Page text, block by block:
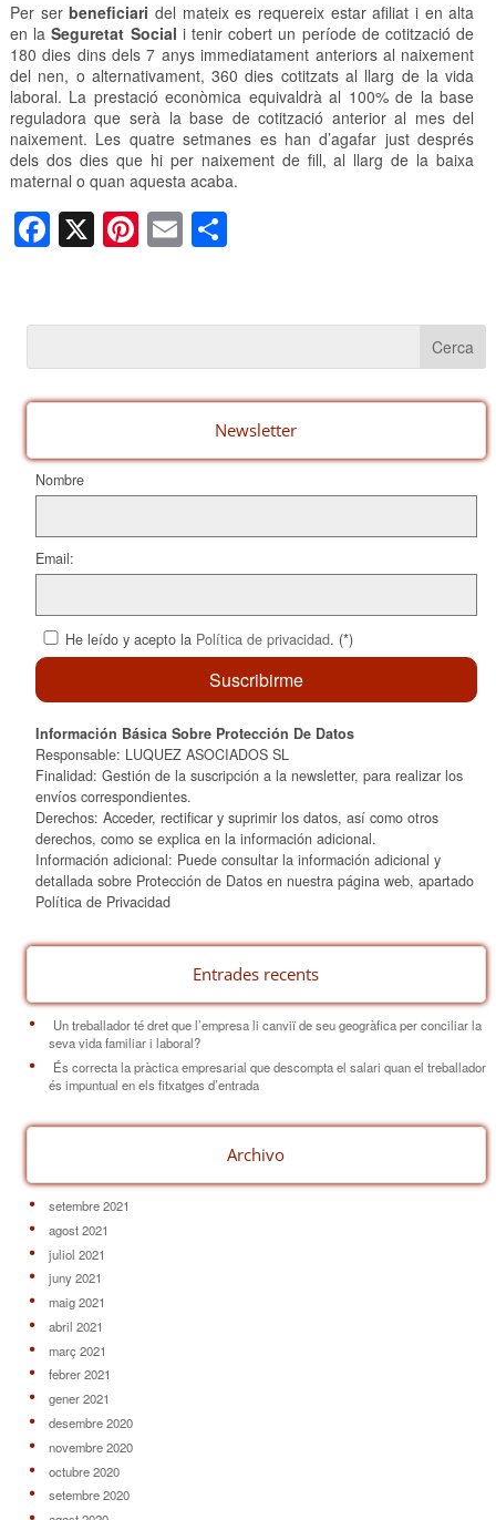
Per serbeneficiari del mateix es requereix estar afiliat i en alta
en laSeguretat Social i tenir cobert un període de cotització de
180 dies dins dels 7 anys immediatament anteriors al naixement
del nen, o alternativament, 360 dies cotitzats al llarg de la vida
laboral. La prestació econòmica equivaldrà al 100% de la base
reguladora que serà la base de cotització anterior al mes del
naixement. Les quatre setmanes es han d’agafar just després
dels dos dies que hi per naixement de fill, al llarg de la baixa
maternal o quan aquesta acaba.
F
a
e
b
o
k
X Pi
nt
e
st
E
m
C
p
ar
te
ix
Newsletter
Nombre
Email:
He leído y acepto la Política de privacidad. (*)
Información Básica Sobre Protección De Datos
Responsable: LUQUEZ ASOCIADOS SL
Finalidad: Gestión de la suscripción a la newsletter, para realizar los
envíos correspondientes.
Derechos: Acceder, rectificar y suprimir los datos, así como otros
derechos, como se explica en la información adicional.
Información adicional: Puede consultar la información adicional y
detallada sobre Protección de Datos en nuestra página web, apartado
Política de Privacidad
Entrades recents
Un treballador té dret que l’empresa li canviï de seu geogràfica per conciliar la
seva vida familiar i laboral?
És correcta la pràctica empresarial que descompta el salari quan el treballador
és impuntual en els fitxatges d’entrada
Archivo
setembre 2021
agost 2021
juliol 2021
juny 2021
maig 2021
abril 2021
març 2021
febrer 2021
gener 2021
desembre 2020
novembre 2020
octubre 2020
setembre 2020